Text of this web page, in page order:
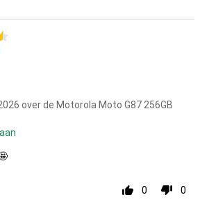
over de Motorola Moto G87 256GB
0 0